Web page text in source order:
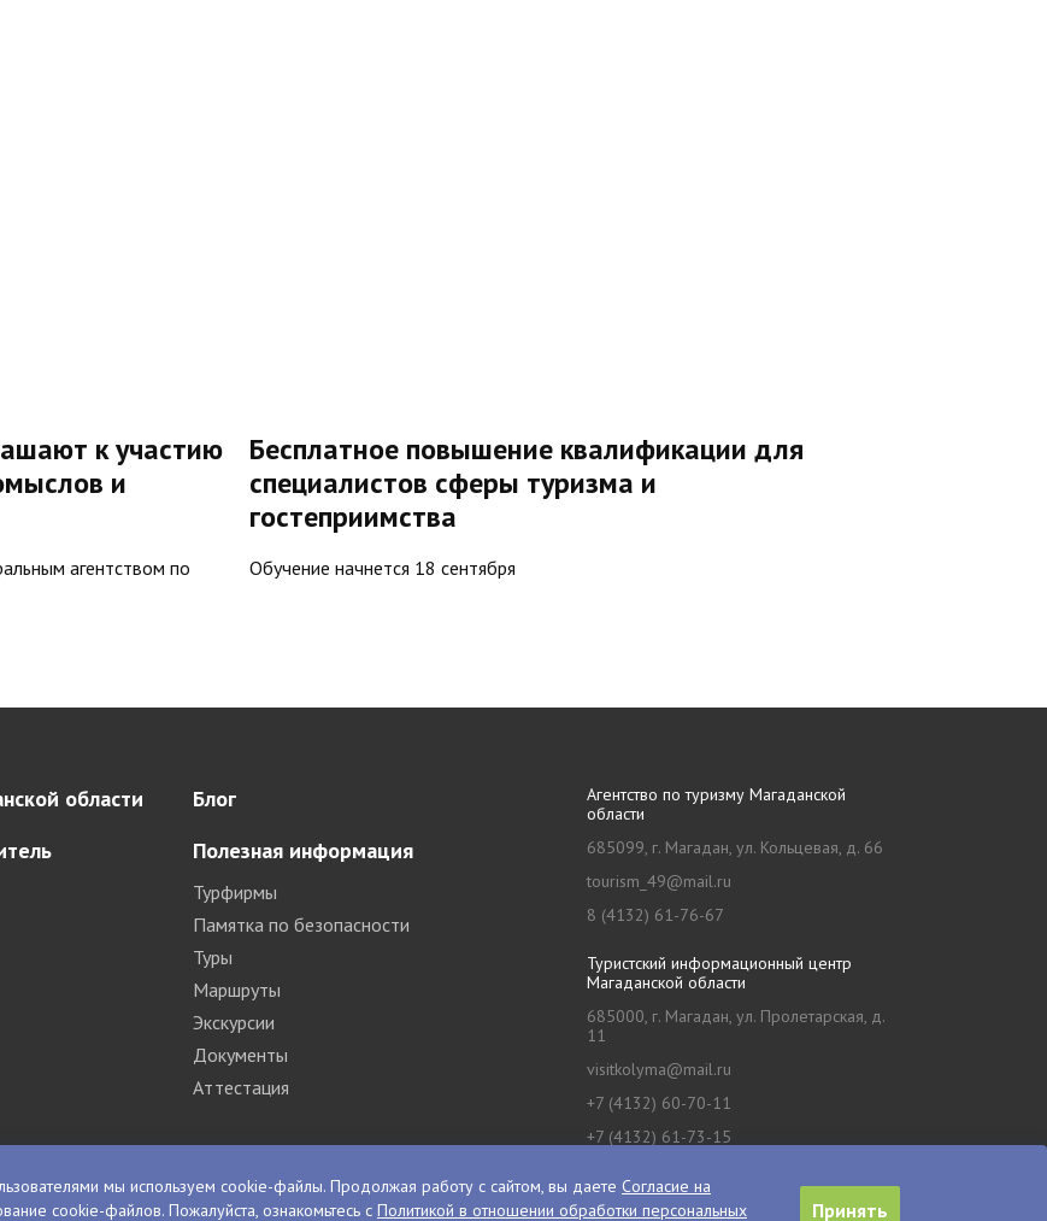
к участию
и
агентством по
Бесплатное повышение квалификации для
специалистов сферы туризма и
гостеприимства
Обучение начнется 18 сентября
области
Блог
Полезная информация
Турфирмы
Памятка по безопасности
Туры
Маршруты
Экскурсии
Документы
Аттестация
Агентство по туризму Магаданской
области
685099, г. Магадан, ул. Кольцевая, д. 66
tourism_49@mail.ru
8 (4132) 61-76-67
Туристский информационный центр
Магаданской области
685000, г. Магадан, ул. Пролетарская, д.
11
visitkolyma@mail.ru
+7 (4132) 60-70-11
+7 (4132) 61-73-15
Сделано вPressPass
мы используем cookie-файлы. Продолжая работу с сайтом, вы даете Согласие на
cookie-файлов. Пожалуйста, ознакомьтесь с Политикой в отношении обработки персональных Принять